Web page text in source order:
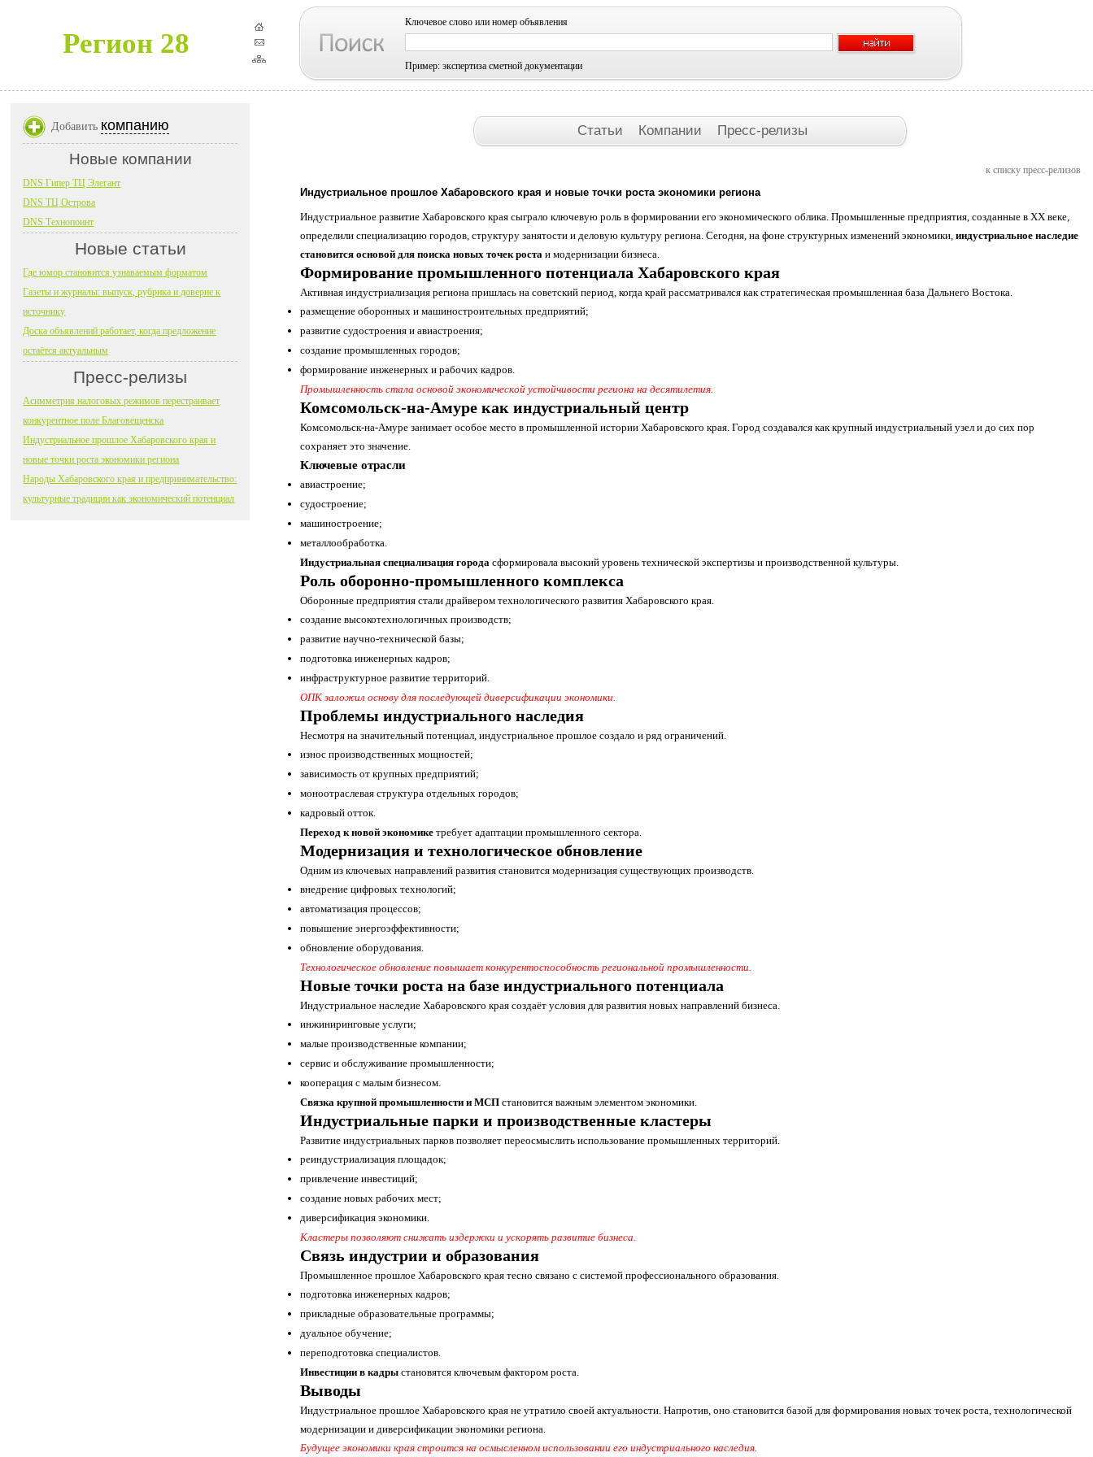
Регион 28
Ключевое слово или номер объявления
Пример: экспертиза сметной документации
Статьи Компании Пресс-релизы
к списку пресс-релизов
Индустриальное прошлое Хабаровского края и новые точки роста экономики региона
Индустриальное развитие Хабаровского края сыграло ключевую роль в формировании его экономического облика. Промышленные предприятия, созданные в XX веке,
определили специализацию городов, структуру занятости и деловую культуру региона. Сегодня, на фоне структурных изменений экономики, индустриальное наследие
становится основой для поиска новых точек роста и модернизации бизнеса.
Формирование промышленного потенциала Хабаровского края
Активная индустриализация региона пришлась на советский период, когда край рассматривался как стратегическая промышленная база Дальнего Востока.
размещение оборонных и машиностроительных предприятий;
развитие судостроения и авиастроения;
создание промышленных городов;
формирование инженерных и рабочих кадров.
Промышленность стала основой экономической устойчивости региона на десятилетия.
Комсомольск-на-Амуре как индустриальный центр
Комсомольск-на-Амуре занимает особое место в промышленной истории Хабаровского края. Город создавался как крупный индустриальный узел и до сих пор
сохраняет это значение.
Ключевые отрасли
авиастроение;
судостроение;
машиностроение;
металлообработка.
Индустриальная специализация города сформировала высокий уровень технической экспертизы и производственной культуры.
Роль оборонно-промышленного комплекса
Оборонные предприятия стали драйвером технологического развития Хабаровского края.
создание высокотехнологичных производств;
развитие научно-технической базы;
подготовка инженерных кадров;
инфраструктурное развитие территорий.
ОПК заложил основу для последующей диверсификации экономики.
Проблемы индустриального наследия
Несмотря на значительный потенциал, индустриальное прошлое создало и ряд ограничений.
износ производственных мощностей;
зависимость от крупных предприятий;
моноотраслевая структура отдельных городов;
кадровый отток.
Переход к новой экономике требует адаптации промышленного сектора.
Модернизация и технологическое обновление
Одним из ключевых направлений развития становится модернизация существующих производств.
внедрение цифровых технологий;
автоматизация процессов;
повышение энергоэффективности;
обновление оборудования.
Технологическое обновление повышает конкурентоспособность региональной промышленности.
Новые точки роста на базе индустриального потенциала
Индустриальное наследие Хабаровского края создаёт условия для развития новых направлений бизнеса.
инжиниринговые услуги;
малые производственные компании;
сервис и обслуживание промышленности;
кооперация с малым бизнесом.
Связка крупной промышленности и МСП становится важным элементом экономики.
Индустриальные парки и производственные кластеры
Развитие индустриальных парков позволяет переосмыслить использование промышленных территорий.
реиндустриализация площадок;
привлечение инвестиций;
создание новых рабочих мест;
диверсификация экономики.
Кластеры позволяют снижать издержки и ускорять развитие бизнеса.
Связь индустрии и образования
Промышленное прошлое Хабаровского края тесно связано с системой профессионального образования.
подготовка инженерных кадров;
прикладные образовательные программы;
дуальное обучение;
переподготовка специалистов.
Инвестиции в кадры становятся ключевым фактором роста.
Выводы
Индустриальное прошлое Хабаровского края не утратило своей актуальности. Напротив, оно становится базой для формирования новых точек роста, технологической
модернизации и диверсификации экономики региона.
Будущее экономики края строится на осмысленном использовании его индустриального наследия.
Добавить компанию
Новые компании
DNS Гипер ТЦ Элегант
DNS ТЦ Острова
DNS Технопоинт
Новые статьи
Где юмор становится узнаваемым форматом
Газеты и журналы: выпуск, рубрика и доверие к
источнику
Доска объявлений работает, когда предложение
остаётся актуальным
Пресс-релизы
Асимметрия налоговых режимов перестраивает
конкурентное поле Благовещенска
Индустриальное прошлое Хабаровского края и
новые точки роста экономики региона
Народы Хабаровского края и предпринимательство:
культурные традиции как экономический потенциал